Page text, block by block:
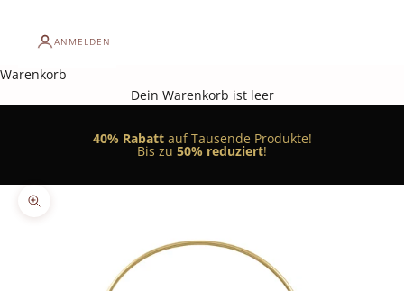
ANMELDEN
Warenkorb
Dein Warenkorb ist leer
40% Rabatt auf Tausende Produkte!
Bis zu 50% reduziert!
Bild vergrößern